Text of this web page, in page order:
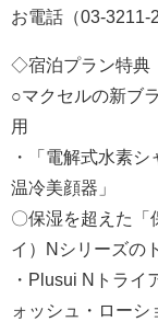
お電話（03-3211-
◇宿泊プラン特典
○マクセルの新ブ
用
・「電解式水素
温冷美顔器」
〇保湿を超えた「
イ）Nシリーズの
・Plusui Nトライ
ォッシュ・ローシ